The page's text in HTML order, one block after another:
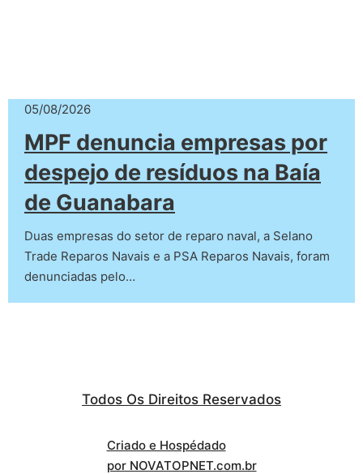
05/08/2026
MPF denuncia empresas por
despejo de resíduos na Baía
de Guanabara
Duas empresas do setor de reparo naval, a Selano
Trade Reparos Navais e a PSA Reparos Navais, foram
denunciadas pelo…
Todos Os Direitos Reservados
Criado e Hospédado
por NOVATOPNET.com.br